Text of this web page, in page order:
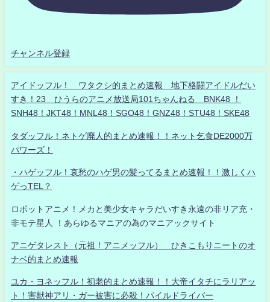
チャンネル登録
アイドッフル！ ワタクシ的まとめ速報 地下格闘アイドルだい
すき！23 ひうらのアニメ放送局101ちゃんねる BNK48 ！
SNH48！JKT48！MNL48！SGO48！GNZ48！STU48！SKE48
タダッフル！ネトゲ廃人的まとめ速報！！ネット乞食DE2000万
パワーズ！
・ハゲッフル！哀愁のハゲ男の髪ってるまとめ速報！！激しくハ
ゲっTEL？
ロボットアニメ！メカと美少女キャラだいすき永遠の非リア充・
非モテ星人 ！あらゆるマニアの為のマニアックサイト
アニゲタレスト（元祖！アニメッフル） ひきこもりニートのオ
ナベ的まとめ速報
ユカ・ヨネッフル！初老的まとめ速報！！大帝イタチにラリアッ
ト！害獣神アリ・ガー被害に必殺！パイルドライバー